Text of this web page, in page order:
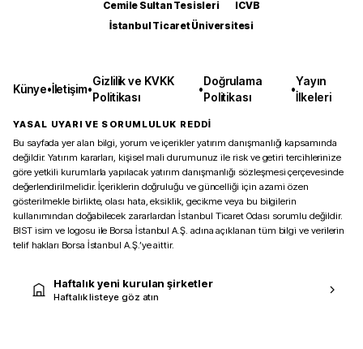
Cemile Sultan Tesisleri
ICVB
İstanbul Ticaret Üniversitesi
Künye•İletişim•
Gizlilik ve KVKK
Politikası
•
Doğrulama
Politikası
•
Yayın
İlkeleri
YASAL UYARI VE SORUMLULUK REDDİ
Bu sayfada yer alan bilgi, yorum ve içerikler yatırım danışmanlığı kapsamında
değildir. Yatırım kararları, kişisel mali durumunuz ile risk ve getiri tercihlerinize
göre yetkili kurumlarla yapılacak yatırım danışmanlığı sözleşmesi çerçevesinde
değerlendirilmelidir. İçeriklerin doğruluğu ve güncelliği için azami özen
gösterilmekle birlikte, olası hata, eksiklik, gecikme veya bu bilgilerin
kullanımından doğabilecek zararlardan İstanbul Ticaret Odası sorumlu değildir.
BIST isim ve logosu ile Borsa İstanbul A.Ş. adına açıklanan tüm bilgi ve verilerin
telif hakları Borsa İstanbul A.Ş.’ye aittir.
Haftalık yeni kurulan şirketler
Haftalık listeye göz atın